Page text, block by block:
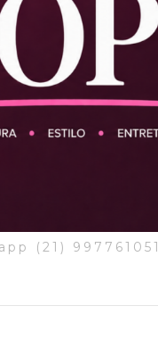
(21) 997761051